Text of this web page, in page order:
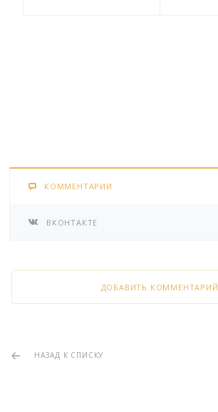
КОММЕНТАРИИ
ВКОНТАКТЕ
ДОБАВИТЬ КОММЕНТАРИЙ
НАЗАД К СПИСКУ